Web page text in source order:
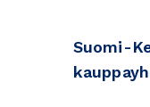
Suomi-